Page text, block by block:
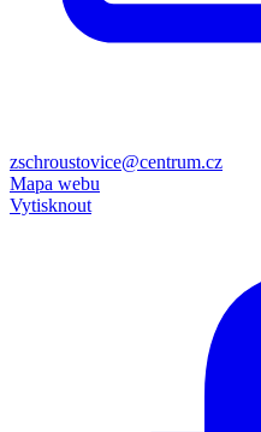
zschroustovice@centrum.cz
Mapa webu
Vytisknout